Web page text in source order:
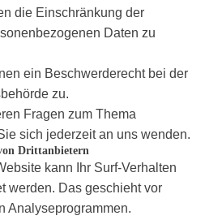
die Einschränkung der
Daten zu
ein Beschwerderecht bei der
zu.
Fragen zum Thema
sich jederzeit an uns wenden.
Drittanbietern
kann Ihr Surf-Verhalten
werden. Das geschieht vor
Analyseprogrammen.